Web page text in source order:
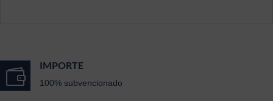

IMPORTE
100% subvencionado